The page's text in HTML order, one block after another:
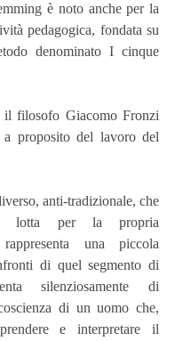
è noto anche per la
pedagogica, fondata su
denominato I cinque
il filosofo Giacomo Fronzi
proposito del lavoro del
anti-tradizionale, che
lotta per la propria
rappresenta una piccola
di quel segmento di
silenziosamente di
di un uomo che,
e interpretare il